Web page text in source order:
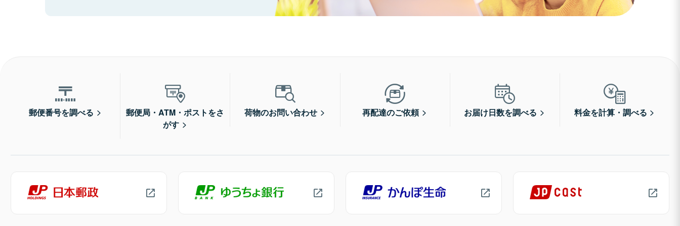
郵便番号を調べる
郵便局・ATM・ポストをさ
がす
荷物のお問い合わせ 再配達のご依頼 お届け日数を調べる 料金を計算・調べる